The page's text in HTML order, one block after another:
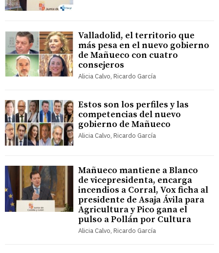
Valladolid, el territorio que
más pesa en el nuevo gobierno
de Mañueco con cuatro
consejeros
Alicia Calvo, Ricardo García
Estos son los perfiles y las
competencias del nuevo
gobierno de Mañueco
Alicia Calvo, Ricardo García
Mañueco mantiene a Blanco
de vicepresidenta, encarga
incendios a Corral, Vox ficha al
presidente de Asaja Ávila para
Agricultura y Pico gana el
pulso a Pollán por Cultura
Alicia Calvo, Ricardo García